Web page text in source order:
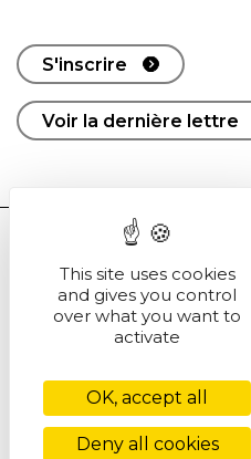
S'inscrire
Voir la dernière lettre
This site uses cookies
and gives you control
over what you want to
activate
OK, accept all
Deny all cookies